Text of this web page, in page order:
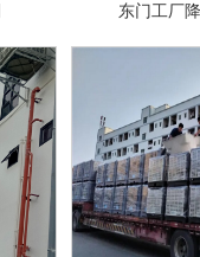
东门工厂